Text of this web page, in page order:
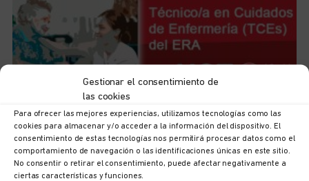
Gestionar el consentimiento de
las cookies
Para ofrecer las mejores experiencias, utilizamos tecnologías como las
cookies para almacenar y/o acceder a la información del dispositivo. El
consentimiento de estas tecnologías nos permitirá procesar datos como el
comportamiento de navegación o las identificaciones únicas en este sitio.
No consentir o retirar el consentimiento, puede afectar negativamente a
ciertas características y funciones.
Iniciamos el curso de preparación de las futuras plazas
de Técnicas/os en Cuidados de Enfermería (TCEs) del
ERA
6 de agosto de 2026 No hay comentarios